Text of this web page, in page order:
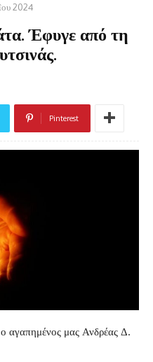
2024
Έφυγε από τη
Pinterest
αγαπημένος μας Ανδρέας Δ.